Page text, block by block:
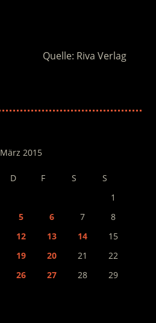
Quelle: Riva Verlag
März 2015
D F S
S
1
5 6 7
8
12 13 14
15
19 20 21
22
26 27 28
29